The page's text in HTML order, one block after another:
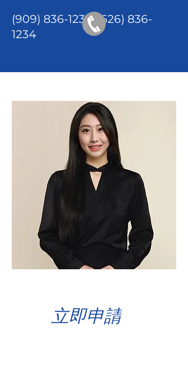
(909) 836-1234/(626) 836-
1234
立即申請